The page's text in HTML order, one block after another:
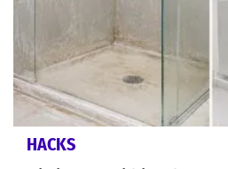
HACKS